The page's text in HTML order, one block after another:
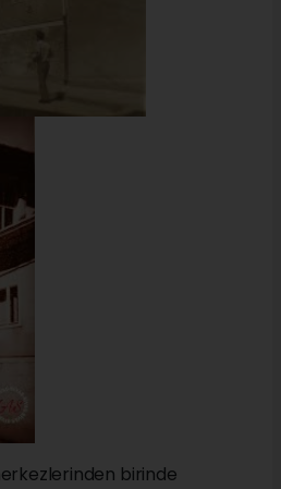
birinde